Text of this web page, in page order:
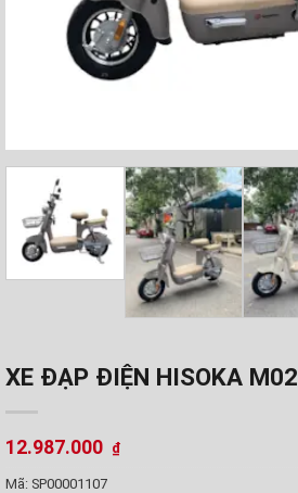
XE ĐẠP ĐIỆN HISOKA M02
12.987.000 ₫
Mã: SP00001107